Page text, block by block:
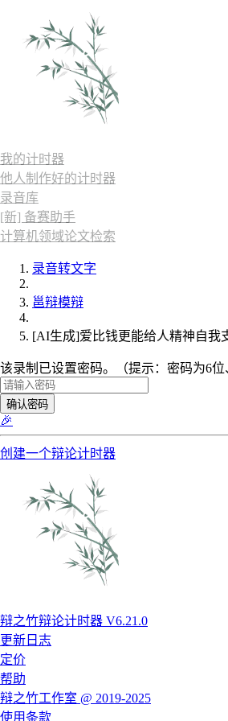
我的计时器
他人制作好的计时器
录音库
[新] 备赛助手
计算机领域论文检索
录音转文字
邕辩模辩
[AI生成]爱比钱更能给人精神自我
该录制已设置密码。（提示：密码为6位
确认密码
🎉
创建一个辩论计时器
辩之竹辩论计时器 V6.21.0
更新日志
定价
帮助
辩之竹工作室 @ 2019-2025
使用条款